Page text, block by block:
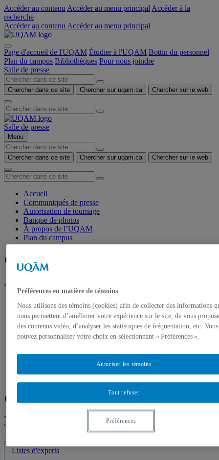
Accéder au contenu Accéder au menu principal Accéder à la
recherche
Accéder au contenu Accéder au menu principal
Page d'accueil de l'UQAM Étudier à l'UQAM Bottin du personnel
Plan du campus Bibliothèques Pour nous joindre
Salle de presse
Chercher dans ce site Chercher sur uqam.ca Chercher sur le web
Salle de presse
Menu
Chercher dans ce site Chercher sur uqam.ca Chercher sur le web
Accueil
Communiqués de presse
Autorisation de tournage
Banque de photos
À propos de l’UQAM
Plan du campus
Facebook
Twitter
Flux RSS
Salle de presse
Experts de l’UQAM – Journée mondiale de l’eau le 22 mars
Communiqués de presse
Plan du campus
Facebook
Trouver un expert
Listes d'experts
Préférences en matière de témoins
Nous utilisons des témoins (cookies) afin de collecter des informations
nous permettent d’améliorer votre expérience sur le site, de vous
des contenus vidéo, d’analyser les statistiques de fréquentation, etc. Vous
pouvez personnaliser votre choix en sélectionnant « Préférences ».
Tout refuser
Autoriser les témoins
Préférences